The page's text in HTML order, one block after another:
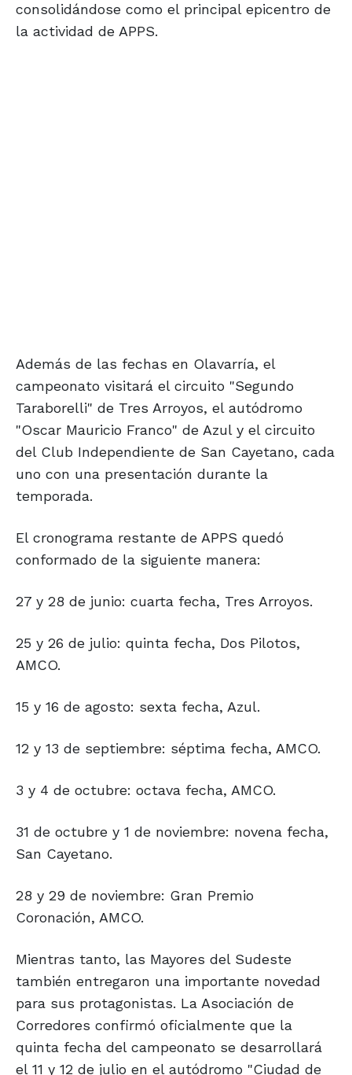
consolidándose como el principal epicentro de
la actividad de APPS.
Además de las fechas en Olavarría, el
campeonato visitará el circuito "Segundo
Taraborelli" de Tres Arroyos, el autódromo
"Oscar Mauricio Franco" de Azul y el circuito
del Club Independiente de San Cayetano, cada
uno con una presentación durante la
temporada.
El cronograma restante de APPS quedó
conformado de la siguiente manera:
27 y 28 de junio: cuarta fecha, Tres Arroyos.
25 y 26 de julio: quinta fecha, Dos Pilotos,
AMCO.
15 y 16 de agosto: sexta fecha, Azul.
12 y 13 de septiembre: séptima fecha, AMCO.
3 y 4 de octubre: octava fecha, AMCO.
31 de octubre y 1 de noviembre: novena fecha,
San Cayetano.
28 y 29 de noviembre: Gran Premio
Coronación, AMCO.
Mientras tanto, las Mayores del Sudeste
también entregaron una importante novedad
para sus protagonistas. La Asociación de
Corredores confirmó oficialmente que la
quinta fecha del campeonato se desarrollará
el 11 y 12 de julio en el autódromo "Ciudad de